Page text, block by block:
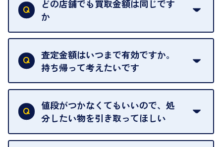
ご指定の場所にお伺いします。
どの店舗でも買取金額は同じです
か
はい。全店舗一律です。
ただし、中古市場は日々変動するため、査定した日
によって査定額が変わることはございます。
査定金額はいつまで有効ですか。
持ち帰って考えたいです
査定額は当日限り有効です。
中古市場が日々変動するため、翌日には査定額が変
わることがございます。
値段がつかなくてもいいので、処
分したい物を引き取ってほしい
再販不可能な物は、場合によってはお断りすること